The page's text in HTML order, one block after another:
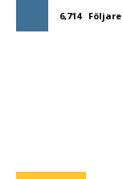
6,714 Följare